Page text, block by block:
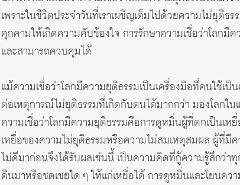
เพราะในชีวิตประจำวันที่เราเผชิญเต็มไปด้วยความไม่ยุติ
คุกคามให้เกิดความคับข้องใจ การรักษาความเชื่อว่าโลกมี
และสามารถควบคุมได้
แม้ความเชื่อว่าโลกมีความยุติธรรมเป็นเครื่องมือที่คนใช้
ต่อเหตุการณ์ไม่ยุติธรรมที่เกิดกับตนได้มากกว่า มองโลกใ
ความเชื่อว่าโลกมีความยุติธรรมคือการดูหมิ่นผู้ที่ตกเป็นเ
เหยื่อของความไม่ยุติธรรมหรือความไม่สมเหตุสมผล ผู้ที่มีค
ไม่ดีมาก่อนจึงได้รับผลเช่นนี้ เป็นความคิดที่กู้ความรู้สึกว่
คืนมาหรือชดเชยใด ๆ ให้แก่เหยื่อได้ การดูหมิ่นและโยนคว